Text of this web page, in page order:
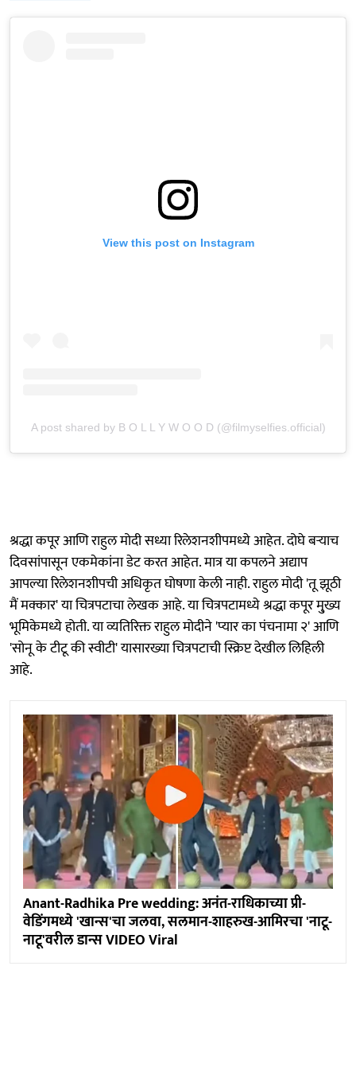
View this post on Instagram
A post shared by B O L L Y W O O D (@filmyselfies.official)
श्रद्धा कपूर आणि राहुल मोदी सध्या रिलेशनशीपमध्ये आहेत. दोघे बऱ्याच
दिवसांपासून एकमेकांना डेट करत आहेत. मात्र या कपलने अद्याप
आपल्या रिलेशनशीपची अधिकृत घोषणा केली नाही. राहुल मोदी 'तू झूठी
मैं मक्कार' या चित्रपटाचा लेखक आहे. या चित्रपटामध्ये श्रद्धा कपूर मु्ख्य
भूमिकेमध्ये होती. या व्यतिरिक्त राहुल मोदीने 'प्यार का पंचनामा २' आणि
'सोनू के टीटू की स्वीटी' यासारख्या चित्रपटाची स्क्रिप्ट देखील लिहिली
आहे.
Anant-Radhika Pre wedding: अनंत-राधिकाच्या प्री-
वेडिंगमध्ये 'खान्स'चा जलवा, सलमान-शाहरुख-आमिरचा 'नाटू-
नाटू'वरील डान्स VIDEO Viral